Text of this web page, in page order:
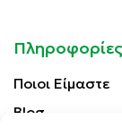
Πληροφορίες
Ποιοι Είμαστε
Blog